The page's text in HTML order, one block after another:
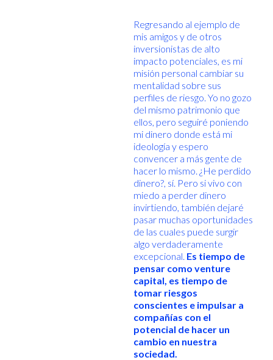
Regresando al ejemplo de
mis amigos y de otros
inversionistas de alto
impacto potenciales, es mi
misión personal cambiar su
mentalidad sobre sus
perfiles de riesgo. Yo no gozo
del mismo patrimonio que
ellos, pero seguiré poniendo
mi dinero donde está mi
ideología y espero
convencer a más gente de
hacer lo mismo. ¿He perdido
dinero?, sí. Pero si vivo con
miedo a perder dinero
invirtiendo, también dejaré
pasar muchas oportunidades
de las cuales puede surgir
algo verdaderamente
excepcional. Es tiempo de
pensar como venture
capital, es tiempo de
tomar riesgos
conscientes e impulsar a
compañías con el
potencial de hacer un
cambio en nuestra
sociedad.